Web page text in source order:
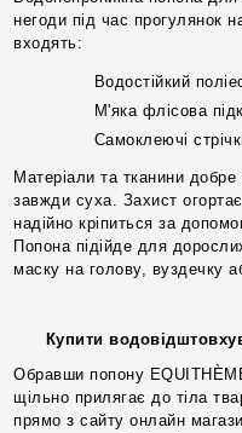
негоди під час прогулянок
входять:
Водостійкий
М'яка флісова
Самоклеючі
Матеріали та тканини
завжди суха. Захист
надійно кріпиться за
Попона підійде для
маску на голову, вуздечку
Купити
Обравши попону
щільно прилягає до тіла
прямо з сайту онлайн